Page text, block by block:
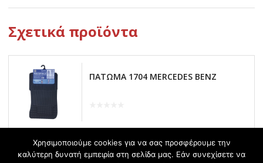
Σχετικά προϊόντα
ΠΑΤΩΜΑ 1704 MERCEDES BENZ
Χρησιμοποιούμε cookies για να σας προσφέρουμε την
καλύτερη δυνατή εμπειρία στη σελίδα μας. Εάν συνεχίσετε να